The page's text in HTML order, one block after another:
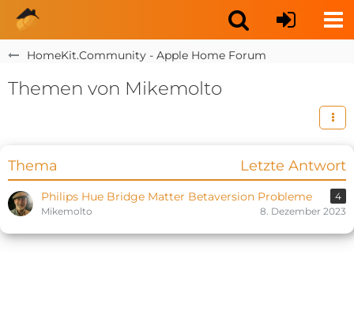
HomeKit.Community - Apple Home Forum
Themen von Mikemolto
Thema Letzte Antwort
Philips Hue Bridge Matter Betaversion Probleme
4
Mikemolto
8. Dezember 2023